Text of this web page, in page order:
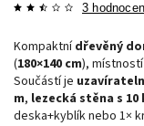
3
Kompaktní dřevěný
(180×140 cm),
Součástí je
m, lezecká stěna s 10
deska+kyblík nebo 1×